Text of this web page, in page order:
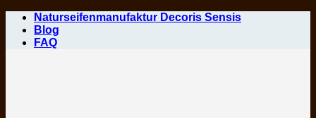
Zum
Inhalt
springen
Naturseifenmanufaktur Decoris Sensis
Blog
FAQ